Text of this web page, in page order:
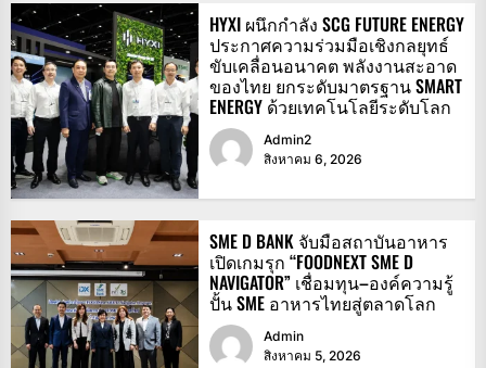
HYXI ผนึกกำลัง SCG FUTURE ENERGY
ประกาศความร่วมมือเชิงกลยุทธ์
ขับเคลื่อนอนาคต พลังงานสะอาด
ของไทย ยกระดับมาตรฐาน SMART
ENERGY ด้วยเทคโนโลยีระดับโลก
Admin2
สิงหาคม 6, 2026
SME D BANK จับมือสถาบันอาหาร
เปิดเกมรุก “FOODNEXT SME D
NAVIGATOR” เชื่อมทุน–องค์ความรู้
ปั้น SME อาหารไทยสู่ตลาดโลก
Admin
สิงหาคม 5, 2026